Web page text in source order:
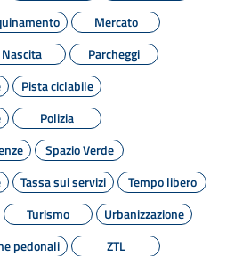
Mercato
Nascita
Parcheggi
Pista ciclabile
Polizia
Spazio Verde
Tassa sui servizi
Tempo libero
Turismo
Urbanizzazione
pedonali
ZTL